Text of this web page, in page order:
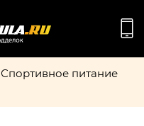
Спортивное питание